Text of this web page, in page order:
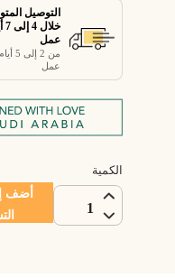
التوصيل
عمل
من 2 إلى 5 أيام
عمل
الكمية
1
أضف